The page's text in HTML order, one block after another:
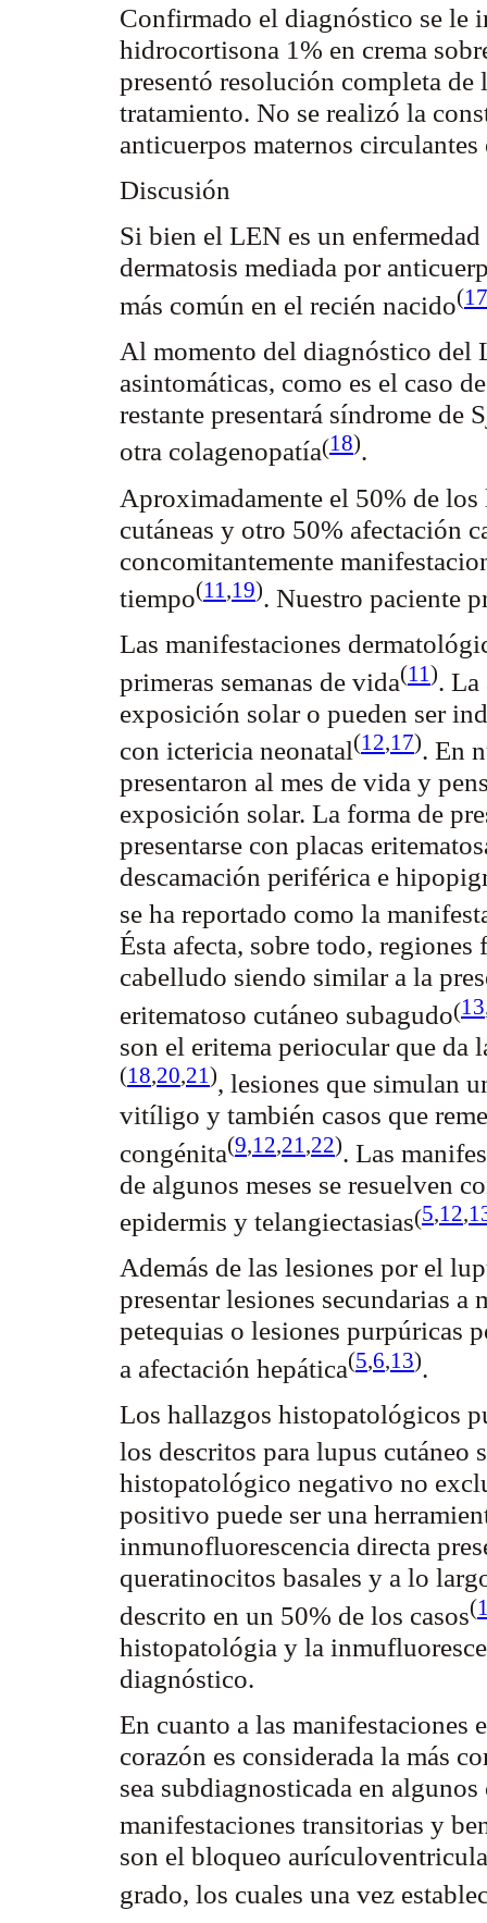
Confirmado el diagnóstico se le
hidrocortisona 1% en crema
presentó resolución completa de
tratamiento. No se realizó la
anticuerpos maternos
Discusión
Si bien el LEN es un
dermatosis mediada por
más común en el recién nacido(17
Al momento del diagnóstico del
asintomáticas, como es el caso
restante presentará síndrome de
otra colagenopatía(18).
Aproximadamente el 50% de
cutáneas y otro 50% afectación
concomitantemente
tiempo(11 ,19). Nuestro paciente
Las manifestaciones
primeras semanas de vida(11). La
exposición solar o pueden ser
con ictericia neonatal(12,17). En
presentaron al mes de vida y
exposición solar. La forma de
presentarse con placas
descamación periférica e
se ha reportado como la
Ésta afecta, sobre todo, regiones
cabelludo siendo similar a la
eritematoso cutáneo subagudo(13
son el eritema periocularque da
(18,20,21), lesiones que simulan
vitíligo y también casos que
congénita(9,12,21 ,22). Las
de algunos meses se resuelven
epidermis y telangiectasias(5,12,
Además de las lesiones por el
presentar lesiones secundarias a
petequias o lesiones purpúricas
a afectación hepática(5,6,13).
Los hallazgos histopatológicos
los descritos para lupus cutáneo
histopatológico negativo no
positivo puede ser una
inmunofluorescencia directa
queratinocitos basales y a lo
descrito en un 50% de los casos(
histopatológia y la
diagnóstico.
En cuanto a las manifestaciones
corazón es considerada la más
sea subdiagnosticada en algunos
manifestaciones transitorias y
son el bloqueo
grado, los cuales una vez